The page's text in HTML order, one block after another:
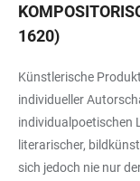
1620)
Künstlerische
individueller
individualpoetischen
literarischer,
sich jedoch nie nur